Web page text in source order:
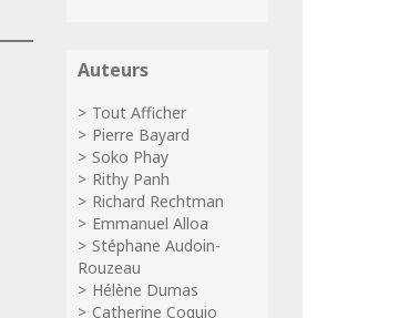
Auteurs
Tout Afficher
Pierre Bayard
Soko Phay
Rithy Panh
Richard Rechtman
Emmanuel Alloa
Stéphane Audoin-
Rouzeau
Hélène Dumas
Catherine Coquio